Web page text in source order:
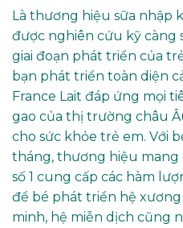
Là thương hiệu sữa nhập
được nghiên cứu kỹ càng
giai đoạn phát triển của
bạn phát triển toàn diện
France Lait đáp ứng mọi
gao của thị trường châu
cho sức khỏe trẻ em. Với
tháng, thương hiệu mang
số 1 cung cấp các hàm
để bé phát triển hệ
minh, hệ miễn dịch cũng